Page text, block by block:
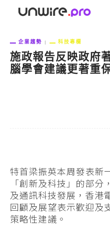
企業趨勢 科技專欄
施政報告反映政府
腦學會建議更著重
特首梁振英本周發表新
「創新及科技」的部
及通訊科技發展，香港
回顧及展望表示歡迎及
策略性建議。